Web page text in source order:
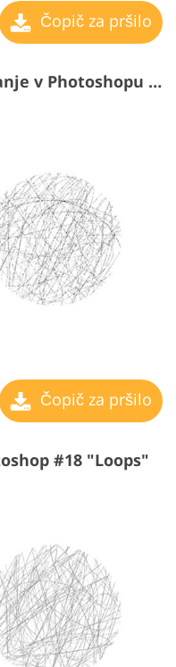
Čopič za pršilo
Brezplačni čopiči za brizganje v Photoshopu #17 "Hatching"
Čopič za pršilo
#18 "Loops"